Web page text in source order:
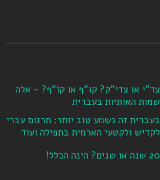
צד"י או צדי"ק? קוּ"ף או קוֹ"ף? - אלה
שמות האותיות בעברית
בעברית זה נשמע טוב יותר: תרגום עברי
לקדיש ולקטעי הארמית בתפילה ועוד
20 שנה או שנים? הינה הכלל!